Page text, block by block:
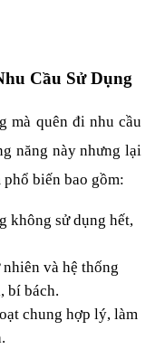
Cầu Sử Dụng
mà quên đi nhu cầu
năng này nhưng lại
biến bao gồm:
không sử dụng hết,
và hệ thống
bí bách.
chung hợp lý, làm